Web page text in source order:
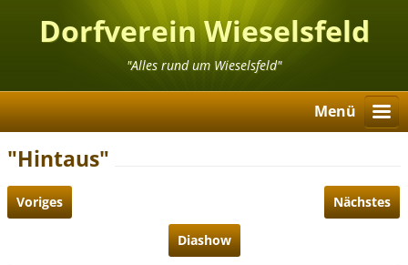
Dorfverein Wieselsfeld
"Alles rund um Wieselsfeld"
Menü
"Hintaus"
Voriges Nächstes
Diashow